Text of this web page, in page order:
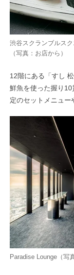
渋谷スクランブルス
（写真：お店から）
12階にある「すし
鮮魚を使った握り
定のセットメニュー
Paradise Lounge（写